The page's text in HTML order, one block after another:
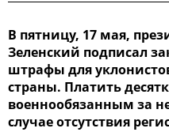
В пятницу, 17 мая,
Зеленский подписал
штрафы для
страны. Платить
военнообязанным за
случае отсутствия